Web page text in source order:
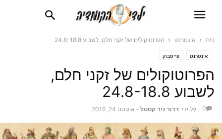
בית אינטרנט הפרוטוקולים של זקני חלם, לשבוע 24.8-18.8
אינטרנט פייסבוק
הפרוטוקולים של זקני חלם,
לשבוע 24.8-18.8
על ידי דרור ניר קסטל - אוגוסט 24, 2016 0